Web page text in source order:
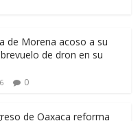
de Morena acoso a su
de dron en su
0
de Oaxaca reforma